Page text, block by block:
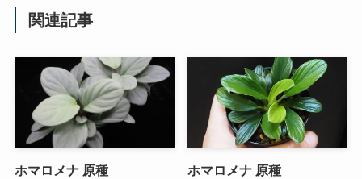
関連記事
ホマロメナ 原種
ホマロメナ 原種